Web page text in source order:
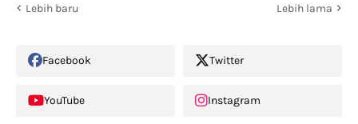
Lebih baru Lebih lama
Facebook Twitter
YouTube Instagram